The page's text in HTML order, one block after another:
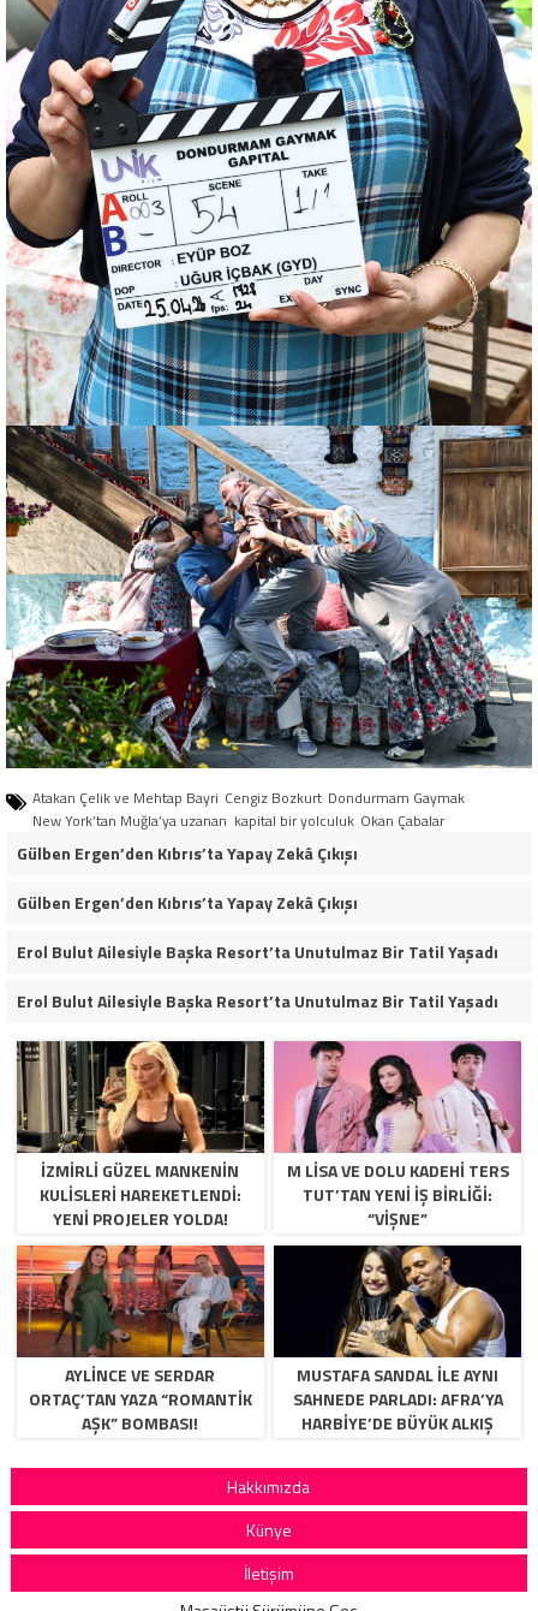
Atakan Çelik ve Mehtap Bayri Cengiz Bozkurt Dondurmam Gaymak
New York’tan Muğla’ya uzanan kapital bir yolculuk Okan Çabalar
Gülben Ergen’den Kıbrıs’ta Yapay Zekâ Çıkışı
Gülben Ergen’den Kıbrıs’ta Yapay Zekâ Çıkışı
Erol Bulut Ailesiyle Başka Resort’ta Unutulmaz Bir Tatil Yaşadı
Erol Bulut Ailesiyle Başka Resort’ta Unutulmaz Bir Tatil Yaşadı
İZMİRLİ GÜZEL MANKENİN
KULİSLERİ HAREKETLENDİ:
YENİ PROJELER YOLDA!
M LISA VE DOLU KADEHI TERS
TUT’TAN YENI İŞ BIRLIĞI:
“VIŞNE”
AYLİNCE VE SERDAR
ORTAÇ’TAN YAZA “ROMANTİK
AŞK” BOMBASI!
MUSTAFA SANDAL İLE AYNI
SAHNEDE PARLADI: AFRA’YA
HARBİYE’DE BÜYÜK ALKIŞ
Hakkımızda
Künye
İletişim